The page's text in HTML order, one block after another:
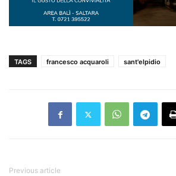
TAGS francesco acquaroli sant'elpidio
Previous article